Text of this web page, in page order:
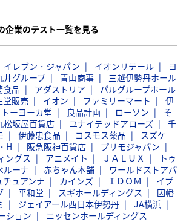
企業のテスト一覧を見る
レブン・ジャパン イオンリテール
ヨ
井グループ 青山商事
三越伊勢丹ホール
食品 アダストリア
パルグループホール
堂販売 イオン ファミリーマート
伊
ーヨーカ堂 良品計画 ローソン
そ
松坂屋百貨店 ユナイテッドアローズ
千
伊藤忠食品 コスモス薬品
スズケ
H 阪急阪神百貨店
プリモジャパン
ングス
アニメイト ＪＡＬＵＸ
トゥ
ルーナ 赤ちゃん本舗
ワールドストアパ
チュアンナ カインズ ＩＤＯＭ
イプ
平和堂 スギホールディングス
因幡
ジェイアール西日本伊勢丹
JA横浜
ション
ニッセンホールディングス